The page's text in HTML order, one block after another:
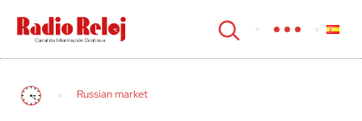
cerrar
Russian market